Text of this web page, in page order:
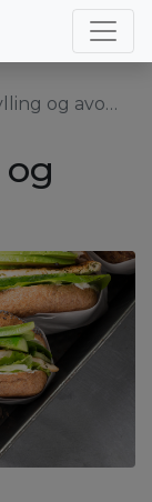
og avokado